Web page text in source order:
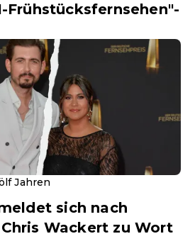
Frühstücksfernsehen"-
Jahren
sich nach
Wackert zu Wort